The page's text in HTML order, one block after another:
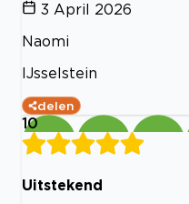
3 April 2026
Naomi
IJsselstein
delen
10
Uitstekend